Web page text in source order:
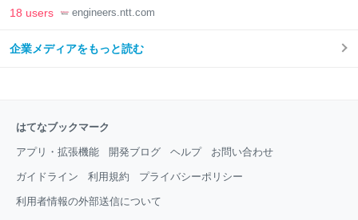
Engineers' Blog
18 users engineers.ntt.com
企業メディアをもっと読む
はてなブックマーク
アプリ・拡張機能 開発ブログ ヘルプ お問い合わせ
ガイドライン 利用規約 プライバシーポリシー
利用者情報の外部送信について